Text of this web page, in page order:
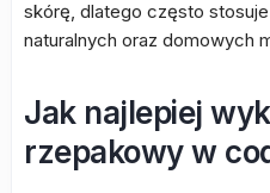
skórę, dlatego często
naturalnych oraz domowych
Jak najlepiej
rzepakowy w